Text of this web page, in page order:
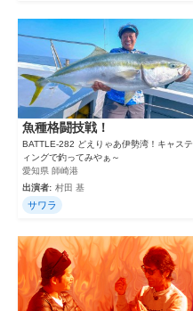
魚種格闘技戦！
BATTLE-282 どえりゃあ伊勢湾！キャステ
ィングで釣ってみやぁ～
愛知県 師崎港
出演者: 村田 基
サワラ